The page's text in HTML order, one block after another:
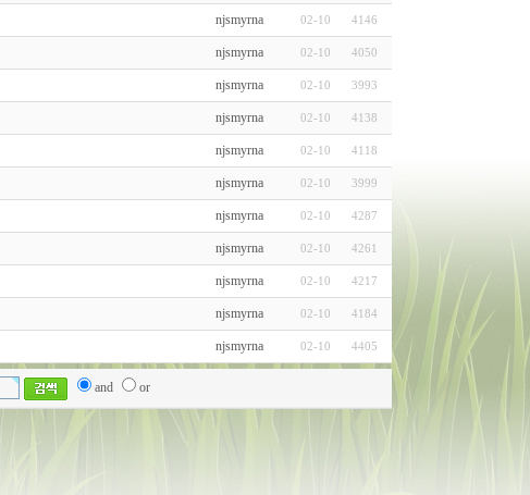
njsmyrna 02-10 4146
njsmyrna 02-10 4050
njsmyrna 02-10 3993
njsmyrna 02-10 4138
njsmyrna 02-10 4118
njsmyrna 02-10 3999
njsmyrna 02-10 4287
njsmyrna 02-10 4261
njsmyrna 02-10 4217
njsmyrna 02-10 4184
njsmyrna 02-10 4405
and or